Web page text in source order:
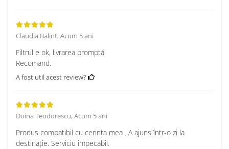
Claudia Balint,Acum 5 ani
Filtrul e ok, livrarea promptă.
Recomand.
A fost util acest review?
Doina Teodorescu,Acum 5 ani
Produs compatibil cu cerința mea . A ajuns într-o zi la
destinație. Serviciu impecabil.